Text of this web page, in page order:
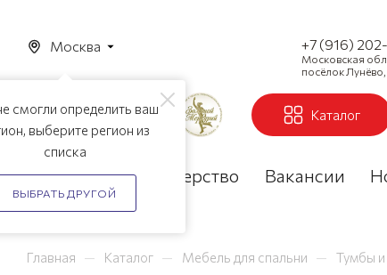
Москва
смогли определить ваш
выберите регион из
списка
ВЫБРАТЬ ДРУГОЙ
+7 (916)
Московская
посёлок
Каталог
Акции Партнерство Вакансии
Главная — Каталог — Мебель для спальни — Тумбы